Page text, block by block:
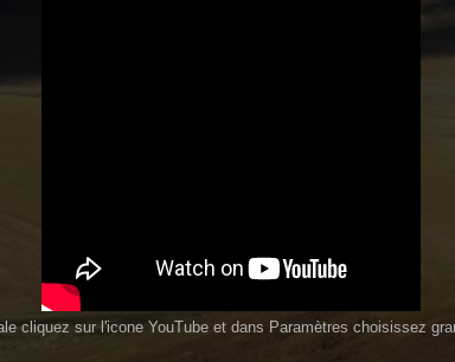
cliquez sur l'icone YouTube et dans Paramètres choisissez